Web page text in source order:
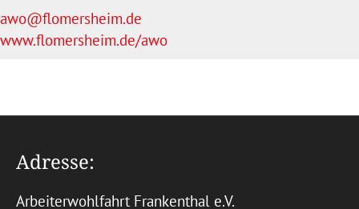
awo@flomersheim.de
www.flomersheim.de/awo
Adresse:
Arbeiterwohlfahrt Frankenthal e.V.